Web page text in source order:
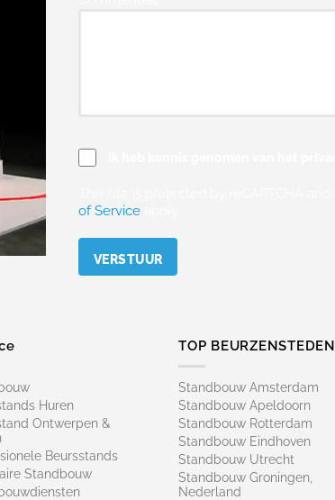
of Service
Huren
Ontwerpen &
Beursstands
Standbouw
TOP BEURZENSTEDEN
Standbouw Amsterdam
Standbouw Apeldoorn
Standbouw Rotterdam
Standbouw Eindhoven
Standbouw Utrecht
Standbouw Groningen,
Nederland